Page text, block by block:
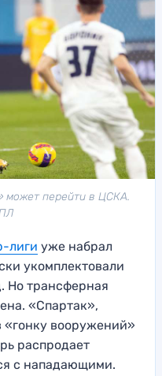
может перейти в ЦСКА.
лиги уже набрал
укомплектовали
Но трансферная
«Спартак»,
«гонку вооружений»
распродает
с нападающими.